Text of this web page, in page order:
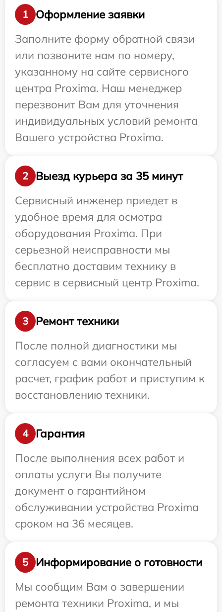
1
Оформление заявки
Заполните форму обратной связи
или позвоните нам по номеру,
указанному на сайте сервисного
центра Proxima. Наш менеджер
перезвонит Вам для уточнения
индивидуальных условий ремонта
Вашего устройства Proxima.
2
Выезд курьера за 35 минут
Сервисный инженер приедет в
удобное время для осмотра
оборудования Proxima. При
серьезной неисправности мы
бесплатно доставим технику в
сервис в сервисный центр Proxima.
3
Ремонт техники
После полной диагностики мы
согласуем с вами окончательный
расчет, график работ и приступим к
восстановлению техники.
4
Гарантия
После выполнения всех работ и
оплаты услуги Вы получите
документ о гарантийном
обслуживании устройства Proxima
сроком на 36 месяцев.
5
Информирование о готовности
Мы сообщим Вам о завершении
ремонта техники Proxima, и мы